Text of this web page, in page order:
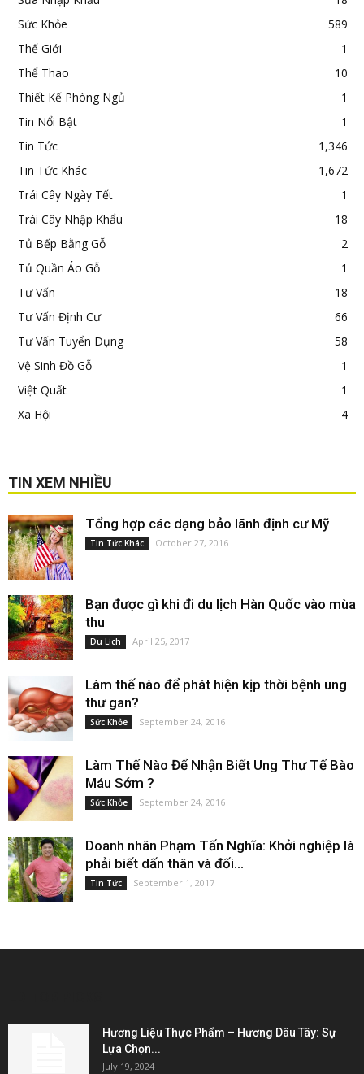
Sức Khỏe
589
Thế Giới
1
Thể Thao
10
Thiết Kế Phòng Ngủ
1
Tin Nổi Bật
1
Tin Tức
1,346
Tin Tức Khác
1,672
Trái Cây Ngày Tết
1
Trái Cây Nhập Khẩu
18
Tủ Bếp Bằng Gỗ
2
Tủ Quần Áo Gỗ
1
Tư Vấn
18
Tư Vấn Định Cư
66
Tư Vấn Tuyển Dụng
58
Vệ Sinh Đồ Gỗ
1
Việt Quất
1
Xã Hội
4
TIN XEM NHIỀU
Tổng hợp các dạng bảo lãnh định cư Mỹ
Tin Tức Khác October 27, 2016
Bạn được gì khi đi du lịch Hàn Quốc vào mùa
thu
Du Lịch April 25, 2017
Làm thế nào để phát hiện kịp thời bệnh ung
thư gan?
Sức Khỏe September 24, 2016
Làm Thế Nào Để Nhận Biết Ung Thư Tế Bào
Máu Sớm ?
Sức Khỏe September 24, 2016
Doanh nhân Phạm Tấn Nghĩa: Khởi nghiệp là
phải biết dấn thân và đối...
Tin Tức September 1, 2017
Hương Liệu Thực Phẩm – Hương Dâu Tây: Sự
Lựa Chọn...
July 19, 2024